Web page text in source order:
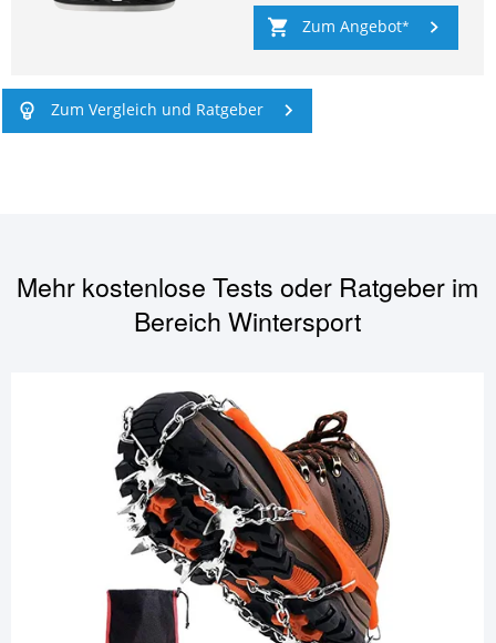
Zum Angebot
Zum Vergleich und Ratgeber
Mehr kostenlose Tests oder Ratgeber im
BereichWintersport